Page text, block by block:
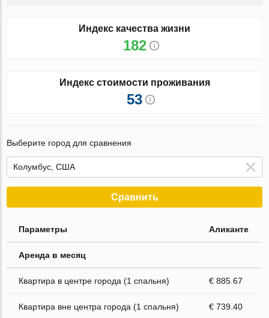
Индекс качества жизни
182
Индекс стоимости проживания
53
Выберите город для сравнения
Сравнить
Параметры Аликанте
Аренда в месяц
Квартира в центре города (1 спальня) € 885.67
Квартира вне центра города (1 спальня) € 739.40